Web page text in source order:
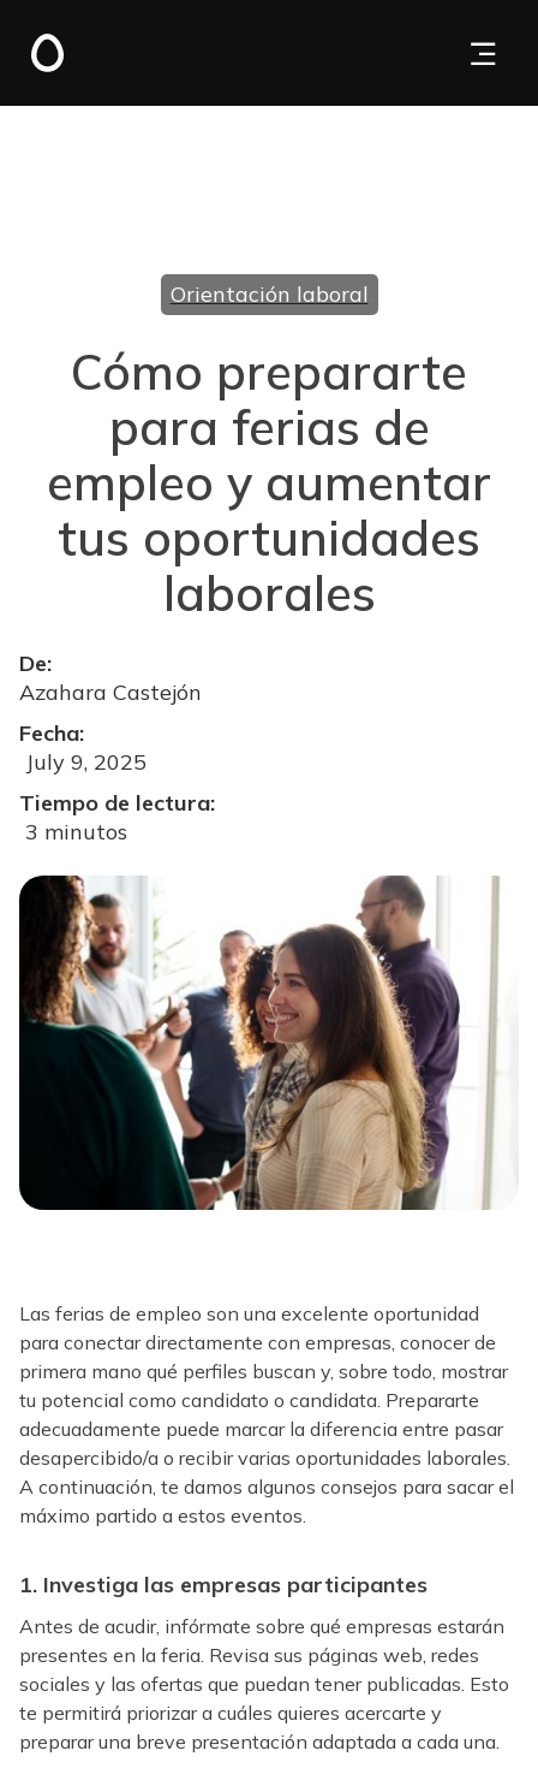
Orientación laboral
Cómo prepararte
para ferias de
empleo y aumentar
tus oportunidades
laborales
De:
Azahara Castejón
Fecha:
July 9, 2025
Tiempo de lectura:
3 minutos
Las ferias de empleo son una excelente oportunidad
para conectar directamente con empresas, conocer de
primera mano qué perfiles buscan y, sobre todo, mostrar
tu potencial como candidato o candidata. Prepararte
adecuadamente puede marcar la diferencia entre pasar
desapercibido/a o recibir varias oportunidades laborales.
A continuación, te damos algunos consejos para sacar el
máximo partido a estos eventos.
1. Investiga las empresas participantes
Antes de acudir, infórmate sobre qué empresas estarán
presentes en la feria. Revisa sus páginas web, redes
sociales y las ofertas que puedan tener publicadas. Esto
te permitirá priorizar a cuáles quieres acercarte y
preparar una breve presentación adaptada a cada una.